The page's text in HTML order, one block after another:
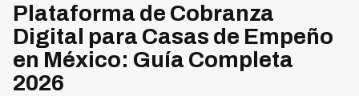
Plataforma de Cobranza
Digital para Casas de Empeño
en México: Guía Completa
2026